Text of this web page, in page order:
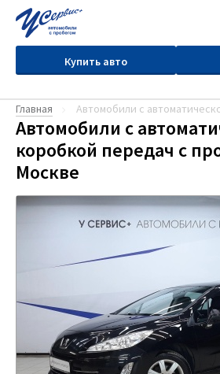
Купить авто
Главная Автомобили с
Автомобили с
коробкой передач с
Москве